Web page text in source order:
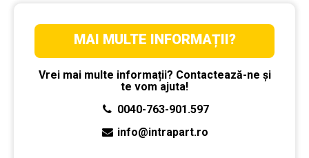
MAI MULTE INFORMAȚII?
Vrei mai multe informații? Contactează-ne și
te vom ajuta!
0040-763-901.597
info@intrapart.ro